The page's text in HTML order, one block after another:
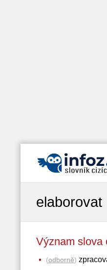
elaborovat
Význam
(odborně)